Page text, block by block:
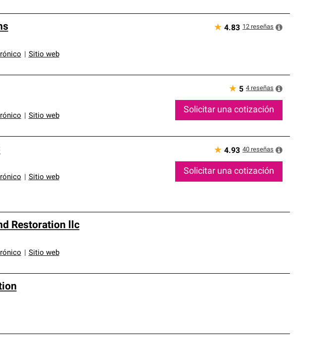
Sitio web
★ 4.83 12 reseñas
Sitio web
★ 5 4 reseñas
Solicitar una cotización
Sitio web
★ 4.93 40 reseñas
Solicitar una cotización
Restoration llc
Sitio web